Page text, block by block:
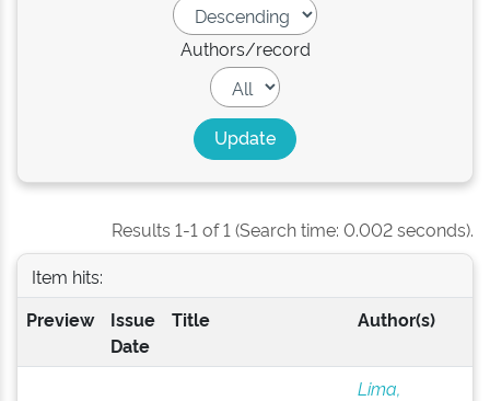
Authors/record
Results 1-1 of 1 (Search time: 0.002 seconds).
Item hits:
Preview
Issue
Date
Title Author(s)
Lima,